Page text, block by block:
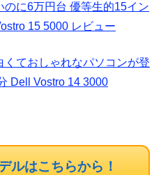
に6万円台 優等生的15イン
15 5000 レビュー
くておしゃれなパソコンが登
Dell Vostro 14 3000
ルはこちらから！